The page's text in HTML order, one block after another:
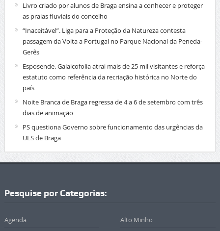
Livro criado por alunos de Braga ensina a conhecer e proteger
as praias fluviais do concelho
“Inaceitável”. Liga para a Proteção da Natureza contesta
passagem da Volta a Portugal no Parque Nacional da Peneda-
Gerês
Esposende. Galaicofolia atrai mais de 25 mil visitantes e reforça
estatuto como referência da recriação histórica no Norte do
país
Noite Branca de Braga regressa de 4 a 6 de setembro com três
dias de animação
PS questiona Governo sobre funcionamento das urgências da
ULS de Braga
Pesquise por Categorias:
Agenda Alto Minho